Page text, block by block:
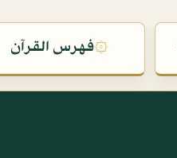
۞فهرس القرآن